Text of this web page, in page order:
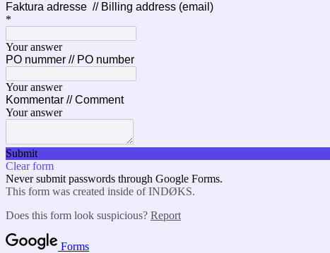
Faktura adresse // Billing address (email)
*
Your answer
PO nummer // PO number
Your answer
Kommentar // Comment
Your answer
Submit
Clear form
Never submit passwords through Google Forms.
This form was created inside of INDØKS.
Does this form look suspicious? Report
Forms